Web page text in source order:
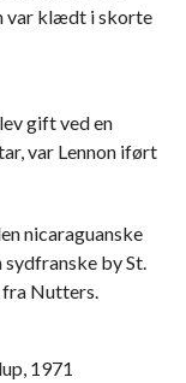
var klædt i skorte
gift ved en
var Lennon iført
nicaraguanske
by St.
Nutters.
1971